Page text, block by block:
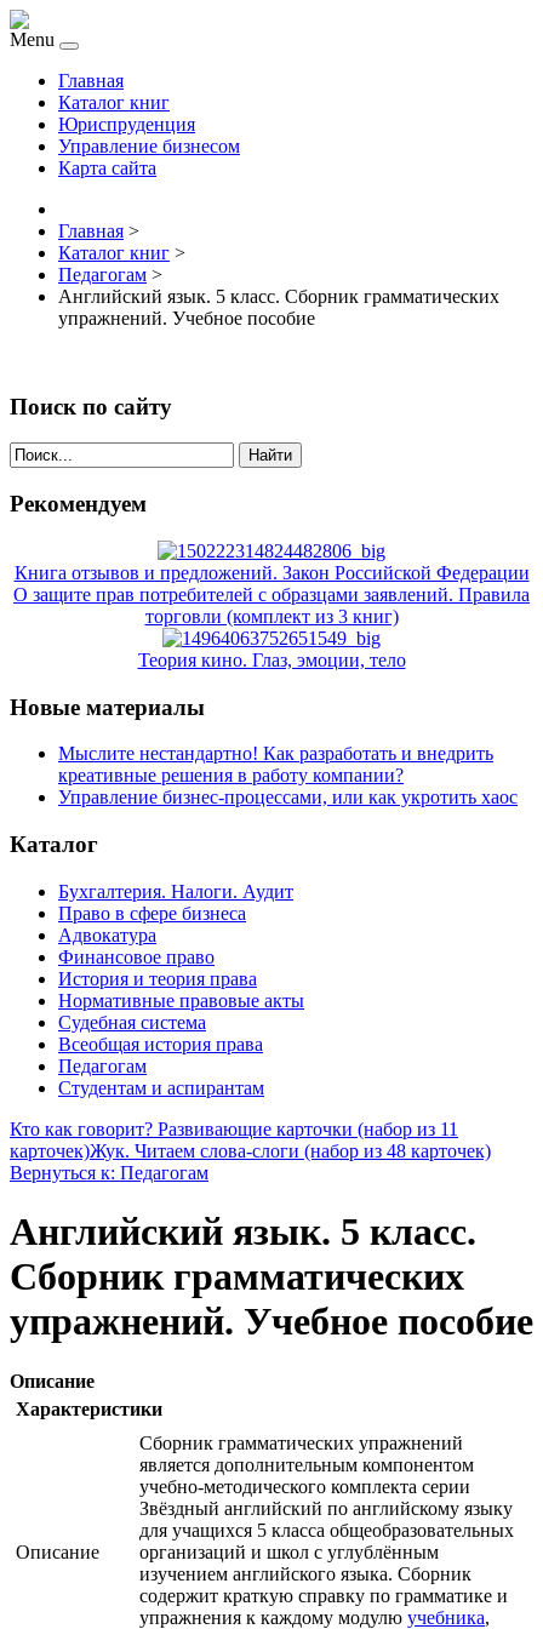
Menu
Главная
Каталог книг
Юриспруденция
Управление бизнесом
Карта сайта
Главная >
Каталог книг >
Педагогам >
Английский язык. 5 класс. Сборник грамматических
упражнений. Учебное пособие
Поиск по сайту
Найти
Рекомендуем
Книга отзывов и предложений. Закон Российской Федерации
О защите прав потребителей с образцами заявлений. Правила
торговли (комплект из 3 книг)
Теория кино. Глаз, эмоции, тело
Новые материалы
Мыслите нестандартно! Как разработать и внедрить
креативные решения в работу компании?
Управление бизнес-процессами, или как укротить хаос
Каталог
Бухгалтерия. Налоги. Аудит
Право в сфере бизнеса
Адвокатура
Финансовое право
История и теория права
Нормативные правовые акты
Судебная система
Всеобщая история права
Педагогам
Студентам и аспирантам
Кто как говорит? Развивающие карточки (набор из 11
карточек)Жук. Читаем слова-слоги (набор из 48 карточек)
Вернуться к: Педагогам
Английский язык. 5 класс.
Сборник грамматических
упражнений. Учебное пособие
Описание
Характеристики
Описание
Сборник грамматических упражнений
является дополнительным компонентом
учебно-методического комплекта серии
Звёздный английский по английскому языку
для учащихся 5 класса общеобразовательных
организаций и школ с углублённым
изучением английского языка. Сборник
содержит краткую справку по грамматике и
упражнения к каждому модулю учебника,